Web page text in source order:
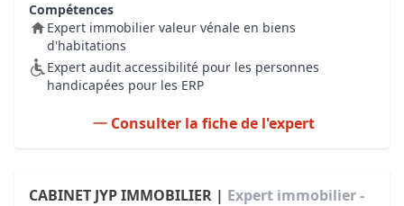
Compétences
Expert immobilier valeur vénale en biens
d'habitations
Expert audit accessibilité pour les personnes
handicapées pour les ERP
Consulter la fiche de l'expert
CABINET JYP IMMOBILIER | Expert immobilier -